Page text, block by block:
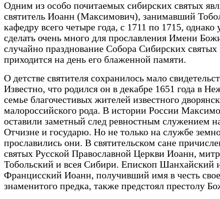
Одним из особо почитаемых сибирских святых
святитель Иоанн (Максимович), занимавший
кафедру всего четыре года, с 1711 по 1715,
сделать очень много для прославления Имени
случайно празднование Собора Сибирских святых
приходится на день его блаженной памяти.
О детстве святителя сохранилось мало
Известно, что родился он в декабре 1651 года в
семье благочестивых жителей известного
малороссийского рода. В истории России
оставили заметный след ревностным служением
Отчизне и государю. Но не только на службе
прославились они. В святительском сане
святых Русской Православной Церкви Иоанн,
Тобольский и всея Сибири. Епископ Шанхайский
Францисский Иоанн, получивший имя в честь
знаменитого предка, также предстоял престолу